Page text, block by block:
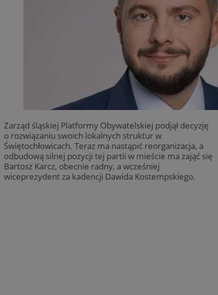
Zarząd śląskiej Platformy Obywatelskiej podjął decyzję
o rozwiązaniu swoich lokalnych struktur w
Świętochłowicach. Teraz ma nastąpić reorganizacja, a
odbudową silnej pozycji tej partii w mieście ma zająć się
Bartosz Karcz, obecnie radny, a wcześniej
wiceprezydent za kadencji Dawida Kostempskiego.